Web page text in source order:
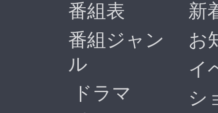
番組表
番組ジャン
ル
ドラマ
新
お
イ
シ